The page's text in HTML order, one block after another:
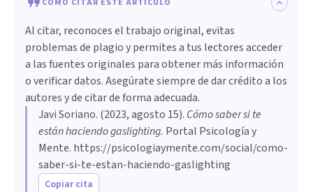
Al citar, reconoces el trabajo original, evitas
problemas de plagio y permites a tus lectores acceder
a las fuentes originales para obtener más información
o verificar datos. Asegúrate siempre de dar crédito a los
autores y de citar de forma adecuada.
Javi Soriano. (2023, agosto 15). Cómo saber si te
están haciendo gaslighting. Portal Psicología y
Mente. https://psicologiaymente.com/social/como-
saber-si-te-estan-haciendo-gaslighting
Copiar cita